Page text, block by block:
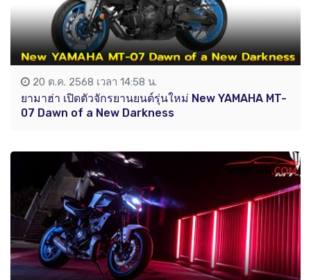
20 ต.ค. 2568 เวลา 14:58 น.
ยามาฮ่า เปิดตัวจักรยานยนต์รุ่นใหม่ New YAMAHA MT-
07 Dawn of a New Darkness